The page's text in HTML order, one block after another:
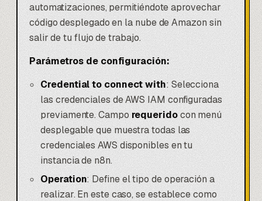
automatizaciones, permitiéndote aprovechar
código desplegado en la nube de Amazon sin
salir de tu flujo de trabajo.
Parámetros de configuración:
Credential to connect with: Selecciona
las credenciales de AWS IAM configuradas
previamente. Camporequeridocon menú
desplegable que muestra todas las
credenciales AWS disponibles en tu
instancia de n8n.
Operation: Define el tipo de operación a
realizar. En este caso, se establece como